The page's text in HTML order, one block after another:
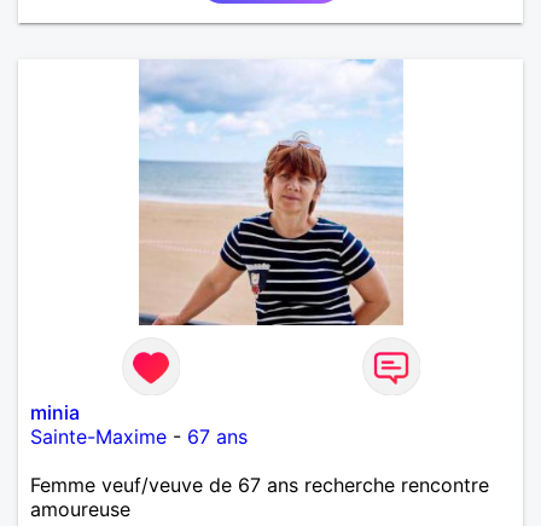
minia
Sainte-Maxime - 67 ans
Femme veuf/veuve de 67 ans recherche rencontre
amoureuse